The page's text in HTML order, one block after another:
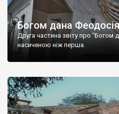
Богом дана
Друга частина звіту про
насиченою ніж перша.